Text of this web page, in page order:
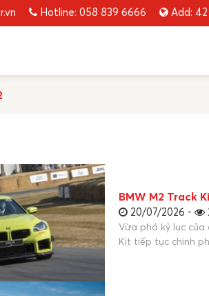
Hotline: 058 839 6666 Add:
BMW M2 Track
20/07/2026 -
Vừa phá kỷ lục của
Kit tiếp tục chinh